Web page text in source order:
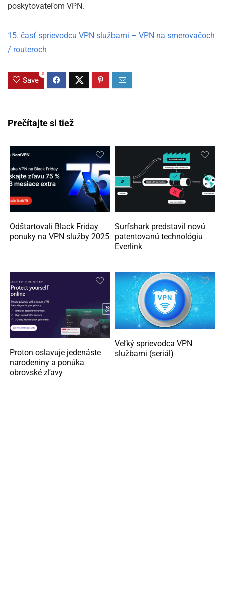
poskytovateľom VPN.
15. časť sprievodcu VPN službami – VPN na smerovačoch
/ routeroch
Save
0
Prečítajte si tiež
Odštartovali Black Friday
ponuky na VPN služby 2025
Surfshark predstavil novú
patentovanú technológiu
Everlink
Proton oslavuje jedenáste
narodeniny a ponúka
obrovské zľavy
Veľký sprievodca VPN
službami (seriál)